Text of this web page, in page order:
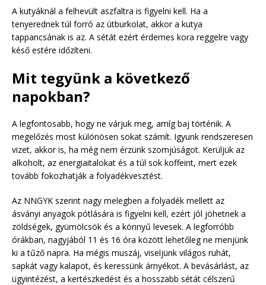
A kutyáknál a felhevült aszfaltra is figyelni kell. Ha a
tenyerednek túl forró az útburkolat, akkor a kutya
tappancsának is az. A sétát ezért érdemes kora reggelre vagy
késő estére időzíteni.
Mit tegyünk a következő
napokban?
A legfontosabb, hogy ne várjuk meg, amíg baj történik. A
megelőzés most különösen sokat számít. Igyunk rendszeresen
vizet, akkor is, ha még nem érzünk szomjúságot. Kerüljük az
alkoholt, az energiaitalokat és a túl sok koffeint, mert ezek
tovább fokozhatják a folyadékvesztést.
Az NNGYK szerint nagy melegben a folyadék mellett az
ásványi anyagok pótlására is figyelni kell, ezért jól jöhetnek a
zöldségek, gyümölcsök és a könnyű levesek. A legforróbb
órákban, nagyjából 11 és 16 óra között lehetőleg ne menjünk
ki a tűző napra. Ha mégis muszáj, viseljünk világos ruhát,
sapkát vagy kalapot, és keressünk árnyékot. A bevásárlást, az
ügyintézést, a kertészkedést és a hosszabb sétát célszerű